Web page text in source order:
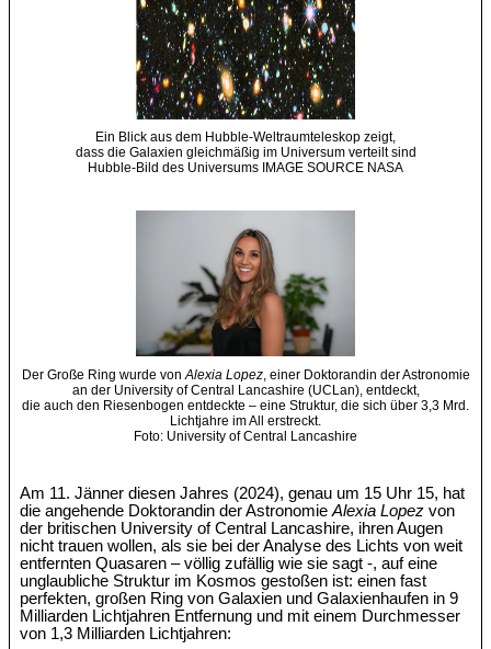
Ein Blick aus dem Hubble-Weltraumteleskop zeigt,
dass die Galaxien gleichmäßig im Universum verteilt sind
Hubble-Bild des Universums IMAGE SOURCE NASA
Der Große Ring wurde von Alexia Lopez, einer Doktorandin der Astronomie
an der University of Central Lancashire (UCLan), entdeckt,
die auch den Riesenbogen entdeckte – eine Struktur, die sich über 3,3 Mrd.
Lichtjahre im All erstreckt.
Foto: University of Central Lancashire
Am 11. Jänner diesen Jahres (2024), genau um 15 Uhr 15, hat
die angehende Doktorandin der AstronomieAlexia Lopez von
der britischen University of Central Lancashire, ihren Augen
nicht trauen wollen, als sie bei der Analyse des Lichts von weit
entfernten Quasaren – völlig zufällig wie sie sagt -, auf eine
unglaubliche Struktur im Kosmos gestoßen ist: einen fast
perfekten, großen Ring von Galaxien und Galaxienhaufen in 9
Milliarden Lichtjahren Entfernung und mit einem Durchmesser
von 1,3 Milliarden Lichtjahren: